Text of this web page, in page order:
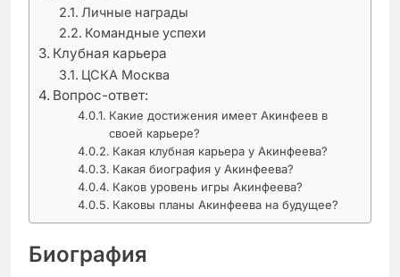
Личные награды
Командные успехи
Клубная карьера
ЦСКА Москва
Вопрос-ответ:
Какие достижения имеет Акинфеев в
своей карьере?
Какая клубная карьера у Акинфеева?
Какая биография у Акинфеева?
Каков уровень игры Акинфеева?
Каковы планы Акинфеева на будущее?
Биография